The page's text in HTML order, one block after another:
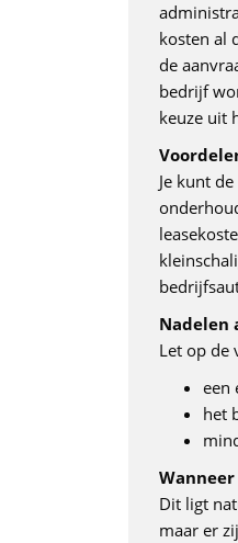
kosten al
de
bedrijf
keuze uit
Je kunt
Nadelen
Let op de
een
het
Dit ligt
maar er